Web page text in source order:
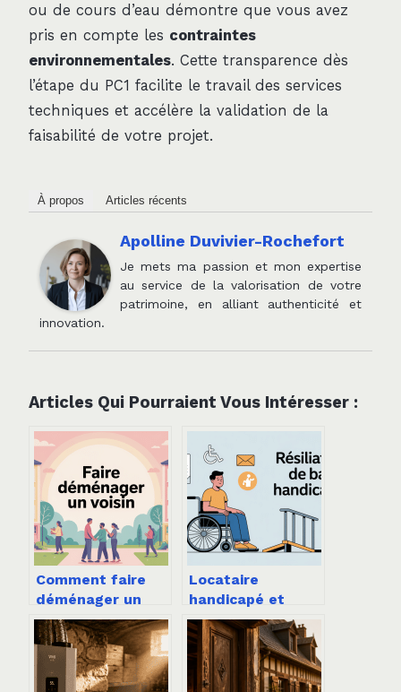
ou de cours d’eau démontre que vous avez
pris en compte les contraintes
environnementales. Cette transparence dès
l’étape du PC1 facilite le travail des services
techniques et accélère la validation de la
faisabilité de votre projet.
À propos Articles récents
Apolline Duvivier-Rochefort
Je mets ma passion et mon expertise
au service de la valorisation de votre
patrimoine, en alliant authenticité et
innovation.
Articles Qui Pourraient Vous Intéresser :
Comment faire
déménager un
voisin sans conflit
ni faux pas
juridiques
Locataire
handicapé et
résiliation de bail
: vos droits
expliqués
simplement